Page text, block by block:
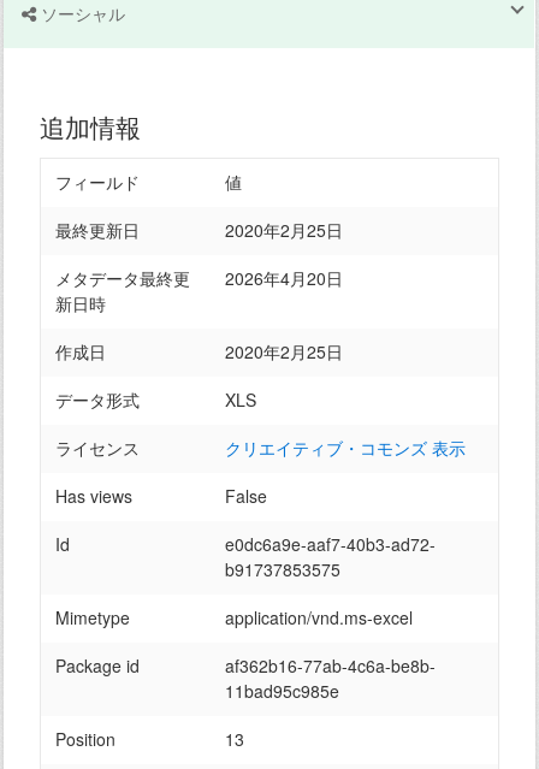
ソーシャル
追加情報
フィールド
値
最終更新日
2020年2月25日
メタデータ最終更
新日時
2026年4月20日
作成日
2020年2月25日
データ形式
XLS
ライセンス
クリエイティブ・コモンズ 表示
Has views
False
Id
e0dc6a9e-aaf7-40b3-ad72-
b91737853575
Mimetype
application/vnd.ms-excel
Package id
af362b16-77ab-4c6a-be8b-
11bad95c985e
Position
13